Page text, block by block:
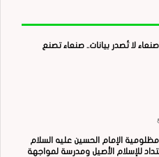
لا تُصدر بيانات.. صنعاء تصنع
مظلومية الإمام الحسين عليه السلام
للإسلام الأصيل ومدرسة لمواجهة